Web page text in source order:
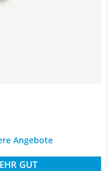
Angebote
GUT